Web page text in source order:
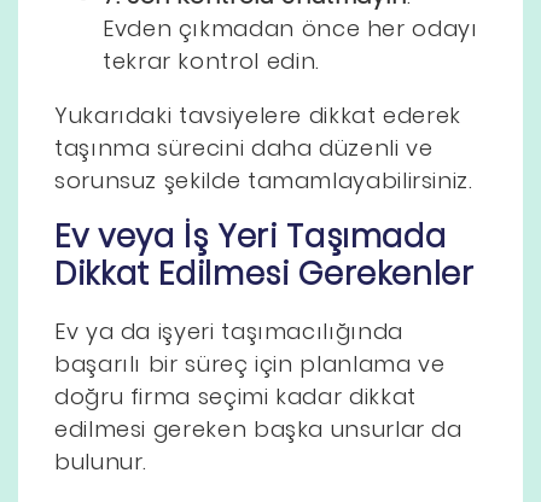
Evden çıkmadan önce her odayı
tekrar kontrol edin.
Yukarıdaki tavsiyelere dikkat ederek
taşınma sürecini daha düzenli ve
sorunsuz şekilde tamamlayabilirsiniz.
Ev veya İş Yeri Taşımada
Dikkat Edilmesi Gerekenler
Ev ya da işyeri taşımacılığında
başarılı bir süreç için planlama ve
doğru firma seçimi kadar dikkat
edilmesi gereken başka unsurlar da
bulunur.